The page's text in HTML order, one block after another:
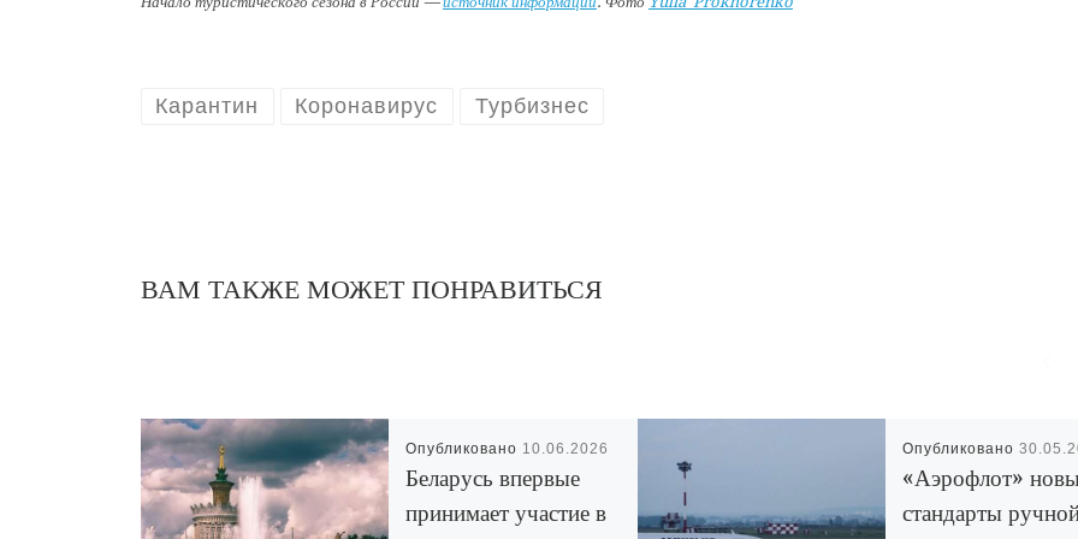
Карантин Коронавирус Турбизнес
ВАМ ТАКЖЕ МОЖЕТ ПОНРАВИТЬСЯ
Опубликовано 10.06.2026
Беларусь впервые
принимает участие в
Опубликовано
«Аэрофлот»
стандарты